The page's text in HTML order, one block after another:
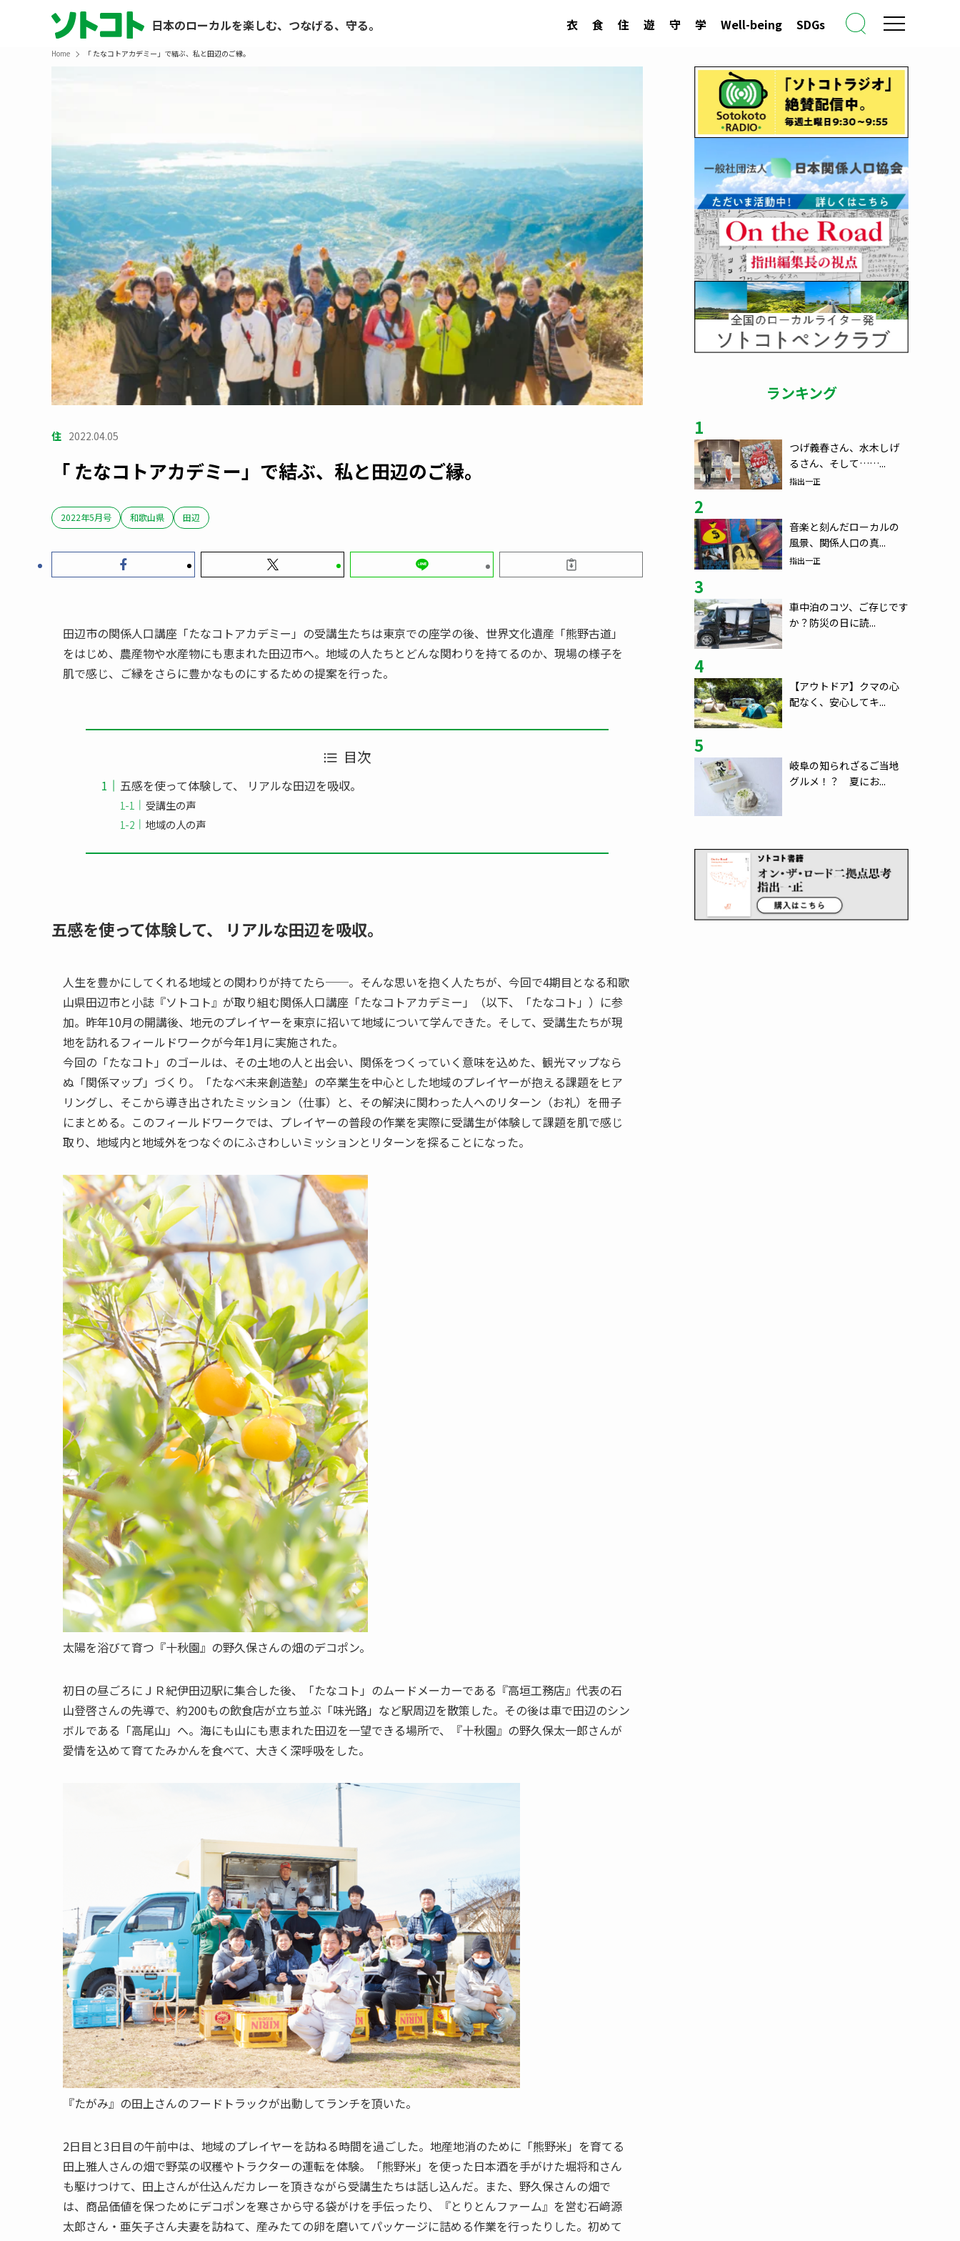
日本のローカルを楽しむ、つなげる、守る。 衣 食 住 遊 守 学 Well-being SDGs
Home 「 たなコトアカデミー」で結ぶ、私と田辺のご縁。
住 2022.04.05
「 たなコトアカデミー」で結ぶ、私と田辺のご縁。
2022年5月号 和歌山県 田辺
田辺市の関係人口講座「たなコトアカデミー」の受講生たちは東京での座学の後、世界文化遺産「熊野古道」
をはじめ、農産物や水産物にも恵まれた田辺市へ。地域の人たちとどんな関わりを持てるのか、現場の様子を
肌で感じ、ご縁をさらに豊かなものにするための提案を行った。
目次
五感を使って体験して、 リアルな田辺を吸収。
受講生の声
地域の人の声
五感を使って体験して、 リアルな田辺を吸収。
人生を豊かにしてくれる地域との関わりが持てたら──。そんな思いを抱く人たちが、今回で4期目となる和歌
山県田辺市と小誌『ソトコト』が取り組む関係人口講座「たなコトアカデミー」（以下、「たなコト」）に参
加。昨年10月の開講後、地元のプレイヤーを東京に招いて地域について学んできた。そして、受講生たちが現
地を訪れるフィールドワークが今年1月に実施された。
今回の「たなコト」のゴールは、その土地の人と出会い、関係をつくっていく意味を込めた、観光マップなら
ぬ「関係マップ」づくり。「たなべ未来創造塾」の卒業生を中心とした地域のプレイヤーが抱える課題をヒア
リングし、そこから導き出されたミッション（仕事）と、その解決に関わった人へのリターン（お礼）を冊子
にまとめる。このフィールドワークでは、プレイヤーの普段の作業を実際に受講生が体験して課題を肌で感じ
取り、地域内と地域外をつなぐのにふさわしいミッションとリターンを探ることになった。
太陽を浴びて育つ『十秋園』の野久保さんの畑のデコポン。
初日の昼ごろにＪＲ紀伊田辺駅に集合した後、「たなコト」のムードメーカーである『高垣工務店』代表の石
山登啓さんの先導で、約200もの飲食店が立ち並ぶ「味光路」など駅周辺を散策した。その後は車で田辺のシン
ボルである「高尾山」へ。海にも山にも恵まれた田辺を一望できる場所で、『十秋園』の野久保太一郎さんが
愛情を込めて育てたみかんを食べて、大きく深呼吸をした。
『たがみ』の田上さんのフードトラックが出動してランチを頂いた。
2日目と3日目の午前中は、地域のプレイヤーを訪ねる時間を過ごした。地産地消のために「熊野米」を育てる
田上雅人さんの畑で野菜の収穫やトラクターの運転を体験。「熊野米」を使った日本酒を手がけた堀将和さん
も駆けつけて、田上さんが仕込んだカレーを頂きながら受講生たちは話し込んだ。また、野久保さんの畑で
は、商品価値を保つためにデコポンを寒さから守る袋がけを手伝ったり、『とりとんファーム』を営む石﨑源
太郎さん・亜矢子さん夫妻を訪ねて、産みたての卵を磨いてパッケージに詰める作業を行ったりした。初めて
ランキング
1
つげ義春さん、水木しげ
るさん、そして……...
指出一正
2
音楽と刻んだローカルの
風景、関係人口の真...
指出一正
3
車中泊のコツ、ご存じです
か？防災の日に読...
4
【アウトドア】クマの心
配なく、安心してキ...
5
岐阜の知られざるご当地
グルメ！？ 夏にお...